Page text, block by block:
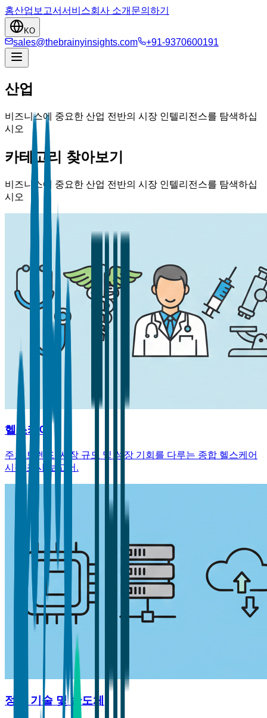
홈산업 보고서서비스회사 소개 문의하기
KO
sales@thebrainyinsights.com +91-9370600191
산업
비즈니스에 중요한 산업 전반의 시장 인텔리전스를 탐색하십
시오
카테고리 찾아보기
비즈니스에 중요한 산업 전반의 시장 인텔리전스를 탐색하십
시오
헬스케어
주요 트렌드, 시장 규모 및 성장 기회를 다루는 종합 헬스케어
시장 조사 보고서.
정보 기술 및 반도체